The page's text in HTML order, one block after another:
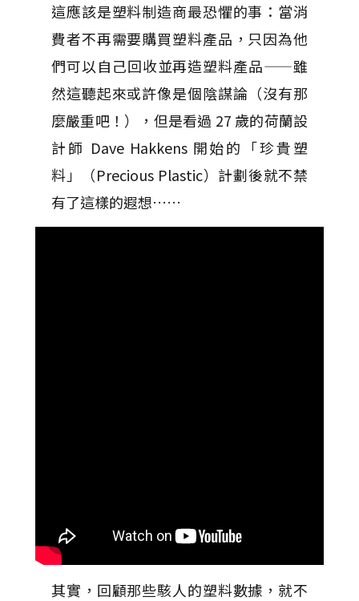
這應該是塑料制造商最恐懼的事：當消
費者不再需要購買塑料產品，只因為他
們可以自己回收並再造塑料產品——雖
然這聽起來或許像是個陰謀論（沒有那
麼嚴重吧！），但是看過 27 歲的荷蘭設
計師 Dave Hakkens 開始的「珍貴塑
料」（Precious Plastic）計劃後就不禁
有了這樣的遐想……
其實，回顧那些駭人的塑料數據，就不